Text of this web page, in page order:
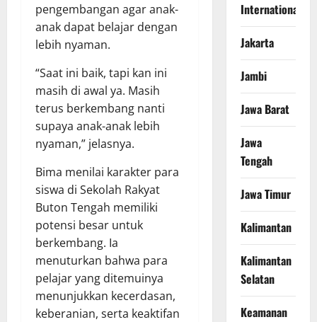
pengembangan agar anak-
anak dapat belajar dengan
lebih nyaman.
“Saat ini baik, tapi kan ini
masih di awal ya. Masih
terus berkembang nanti
supaya anak-anak lebih
nyaman,” jelasnya.
Bima menilai karakter para
siswa di Sekolah Rakyat
Buton Tengah memiliki
potensi besar untuk
berkembang. Ia
menuturkan bahwa para
pelajar yang ditemuinya
menunjukkan kecerdasan,
keberanian, serta keaktifan
International
Jakarta
Jambi
Jawa Barat
Jawa
Tengah
Jawa Timur
Kalimantan
Kalimantan
Selatan
Keamanan